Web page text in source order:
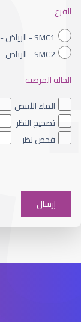
الفرع
SMC1 - الرياض - فرع طريق الملك فهد
SMC2 - الرياض - فرع طريق الملك عبدالله
الحالة المرضية
الماء الأبيض
تصحيح النظر
فحص نظر